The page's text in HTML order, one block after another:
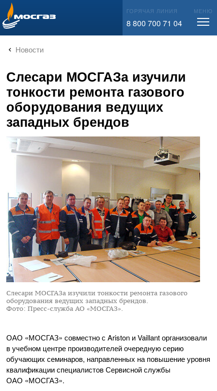
info@mos-gaz.ru ГОРЯЧАЯ ЛИНИЯ
8 800 700 71 04
МЕНЮ
Новости
Слесари МОСГАЗа изучили
тонкости ремонта газового
оборудования ведущих
западных брендов
Слесари МОСГАЗа изучили тонкости ремонта газового
оборудования ведущих западных брендов.
Фото: Пресс-служба АО «МОСГАЗ».
ОАО «МОСГАЗ» совместно с Ariston и Vaillant организовали
в учебном центре производителей очередную серию
обучающих семинаров, направленных на повышение уровня
квалификации специалистов Сервисной службы
ОАО «МОСГАЗ».